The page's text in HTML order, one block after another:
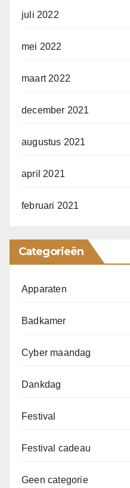
juli 2022
mei 2022
maart 2022
december 2021
augustus 2021
april 2021
februari 2021
Categorieën
Apparaten
Badkamer
Cyber maandag
Dankdag
Festival
Festival cadeau
Geen categorie